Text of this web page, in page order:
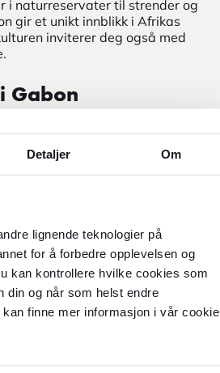
Detaljer Om
lignende teknologier på
for å forbedre opplevelsen og
kan kontrollere hvilke cookies som
din og når som helst endre
finne mer informasjon i vår cookie
i naturreservater til strender og
gir et unikt innblikk i Afrikas
inviterer deg også med
Gabon
i sitt naturlige habitat. Utforsk
strender og dykk i
lokale markeder og
tilbyr Gabon aktiviteter
ulike båtturer. Noen av de
eller områdene å besøke i
Gentil, Franceville og Oyem.
er Libreville. Vi ønsker deg en
med mange hyggelige